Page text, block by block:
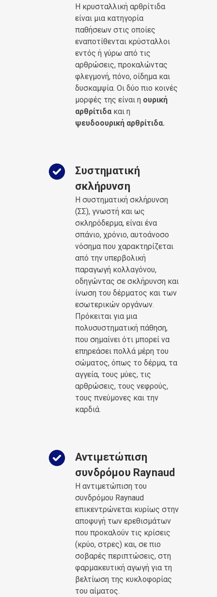
Η κρυσταλλική αρθρίτιδα
είναι μια κατηγορία
παθήσεων στις οποίες
εναποτίθενται κρύσταλλοι
εντός ή γύρω από τις
αρθρώσεις, προκαλώντας
φλεγμονή, πόνο, οίδημα και
δυσκαμψία. Οι δύο πιο κοινές
μορφές της είναι η ουρική
αρθρίτιδα και η
ψευδοουρική αρθρίτιδα.
Συστηματική
σκλήρυνση
Η συστηματική σκλήρυνση
(ΣΣ), γνωστή και ως
σκληρόδερμα, είναι ένα
σπάνιο, χρόνιο, αυτοάνοσο
νόσημα που χαρακτηρίζεται
από την υπερβολική
παραγωγή κολλαγόνου,
οδηγώντας σε σκλήρυνση και
ίνωση του δέρματος και των
εσωτερικών οργάνων.
Πρόκειται για μια
πολυσυστηματική πάθηση,
που σημαίνει ότι μπορεί να
επηρεάσει πολλά μέρη του
σώματος, όπως το δέρμα, τα
αγγεία, τους μύες, τις
αρθρώσεις, τους νεφρούς,
τους πνεύμονες και την
καρδιά.
Αντιμετώπιση
συνδρόμου Raynaud
Η αντιμετώπιση του
συνδρόμου Raynaud
επικεντρώνεται κυρίως στην
αποφυγή των ερεθισμάτων
που προκαλούν τις κρίσεις
(κρύο, στρες) και, σε πιο
σοβαρές περιπτώσεις, στη
φαρμακευτική αγωγή για τη
βελτίωση της κυκλοφορίας
του αίματος.